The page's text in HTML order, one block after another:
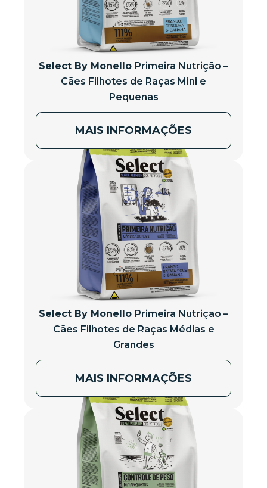
Select By Monello Primeira Nutrição –
Cães Filhotes de Raças Mini e
Pequenas
MAIS INFORMAÇÕES
Select By Monello Primeira Nutrição –
Cães Filhotes de Raças Médias e
Grandes
MAIS INFORMAÇÕES